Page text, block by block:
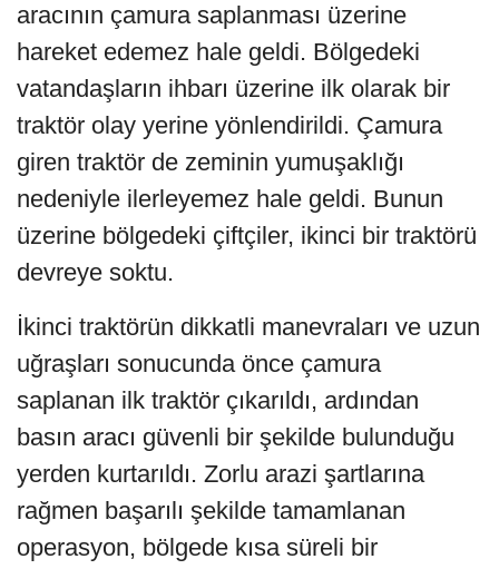
aracının çamura saplanması üzerine
hareket edemez hale geldi. Bölgedeki
vatandaşların ihbarı üzerine ilk olarak bir
traktör olay yerine yönlendirildi. Çamura
giren traktör de zeminin yumuşaklığı
nedeniyle ilerleyemez hale geldi. Bunun
üzerine bölgedeki çiftçiler, ikinci bir traktörü
devreye soktu.
İkinci traktörün dikkatli manevraları ve uzun
uğraşları sonucunda önce çamura
saplanan ilk traktör çıkarıldı, ardından
basın aracı güvenli bir şekilde bulunduğu
yerden kurtarıldı. Zorlu arazi şartlarına
rağmen başarılı şekilde tamamlanan
operasyon, bölgede kısa süreli bir